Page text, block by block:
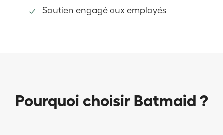
Soutien engagé aux employés
Pourquoi choisir Batmaid ?